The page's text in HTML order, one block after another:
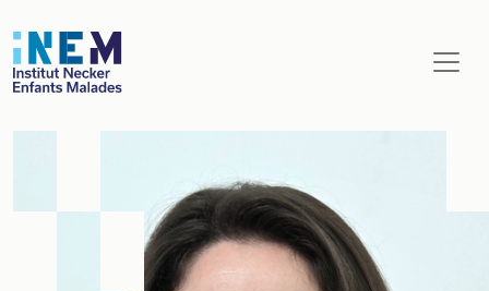
Aller au contenu principal